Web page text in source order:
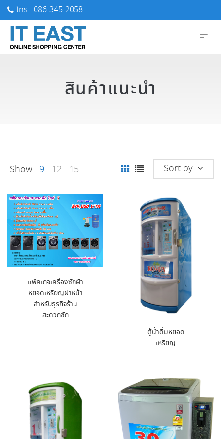
โทร : 086-345-2058
สินค้าแนะนำ
Show 9 12 15 Sort by
แพ็คเกจเครื่องซักผ้า
หยอดเหรียญฝาหน้า
สำหรับธุรกิจร้าน
สะดวกซัก
ตู้น้ำดื่มหยอด
เหรียญ